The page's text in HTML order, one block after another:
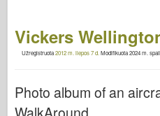
Vickers
Užregistruota2012 m. liepos 7 d. Modifikuota2024 m.
Photo album of an